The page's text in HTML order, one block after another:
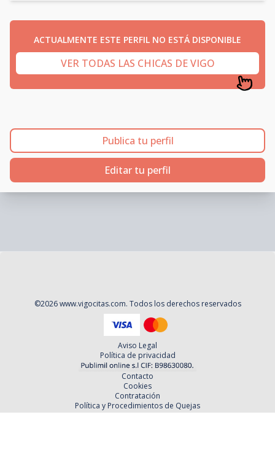
ACTUALMENTE ESTE PERFIL NO ESTÁ DISPONIBLE
VER TODAS LAS CHICAS DE VIGO
Publica tu perfil
Editar tu perfil
©2026 www.vigocitas.com. Todos los derechos reservados
Aviso Legal
Política de privacidad
Contacto
Cookies
Contratación
Política y Procedimientos de Quejas